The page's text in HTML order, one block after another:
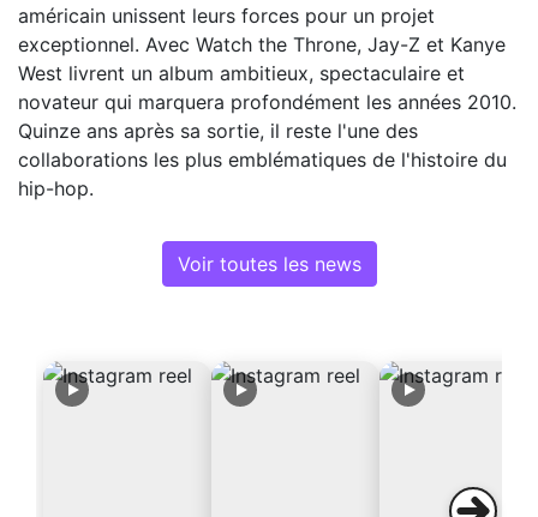
américain unissent leurs forces pour un projet
exceptionnel. Avec Watch the Throne, Jay-Z et Kanye
West livrent un album ambitieux, spectaculaire et
novateur qui marquera profondément les années 2010.
Quinze ans après sa sortie, il reste l'une des
collaborations les plus emblématiques de l'histoire du
hip-hop.
Voir toutes les news